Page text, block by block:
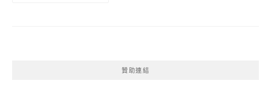
贊助連結